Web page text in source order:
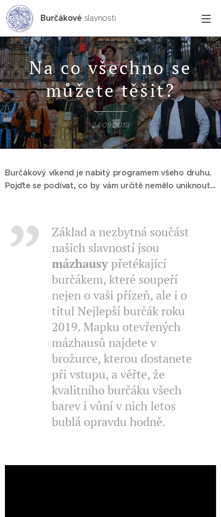
Burčákové slavnosti
Na co všechno se
můžete těšit?
24.09.2019
Burčákový víkend je nabitý programem všeho druhu.
Pojďte se podívat, co by vám určitě nemělo uniknout...
Základ a nezbytná součást
našich slavností jsou
mázhausy přetékající
burčákem, které soupeří
nejen o vaši přízeň, ale i o
titul Nejlepší burčák roku
2019. Mapku otevřených
mázhausů najdete v
brožurce, kterou dostanete
při vstupu, a věřte, že
kvalitního burčáku všech
barev i vůní v nich letos
bublá opravdu hodně.